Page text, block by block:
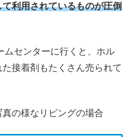
利用されているものが圧倒
ムセンターに行くと、ホル
接着剤もたくさん売られて
の様なリビングの場合